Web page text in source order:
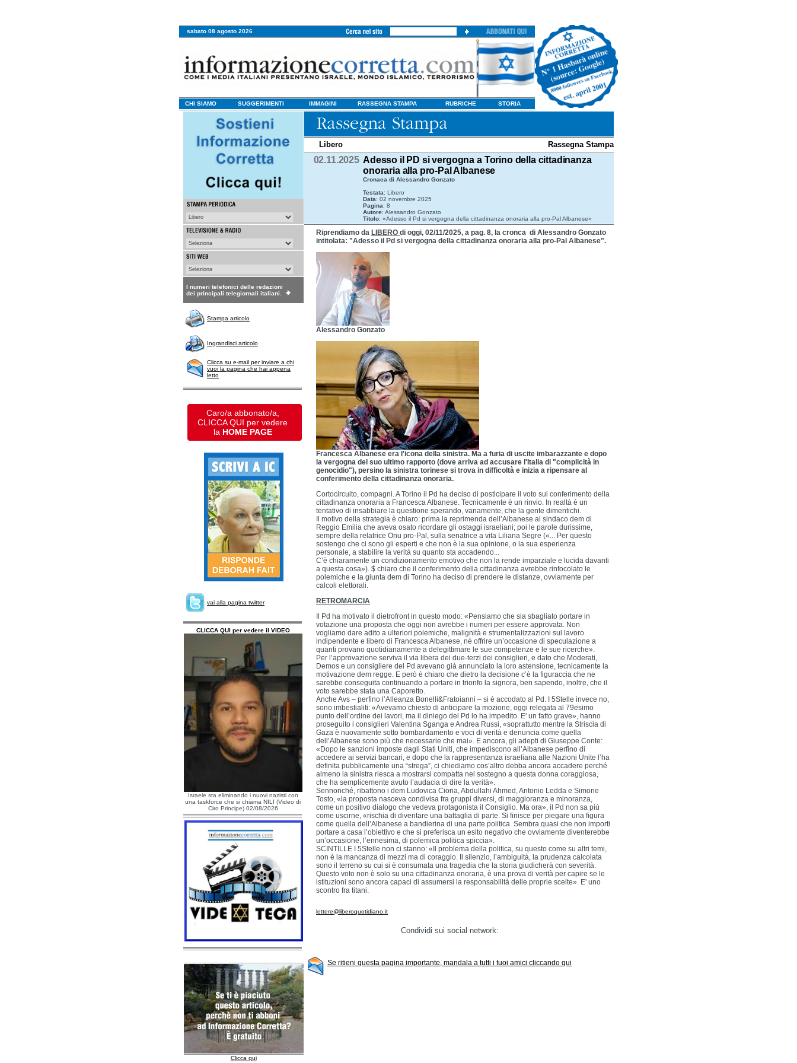
sabato 08 agosto 2026
CHI SIAMO SUGGERIMENTI IMMAGINI RASSEGNA STAMPA RUBRICHE STORIA
I numeri telefonici delle redazioni
dei principali telegiornali italiani.
Stampa articolo
Ingrandisci articolo
Clicca su e-mail per inviare a chi
vuoi la pagina che hai appena
letto
Caro/a abbonato/a,
CLICCA QUI per vedere
la HOME PAGE
vai alla pagina twitter
CLICCA QUI per vedere il VIDEO
Israele sta eliminando i nuovi nazisti con
una taskforce che si chiama NILI (Video di
Ciro Principe) 02/08/2026
Clicca qui
Libero Rassegna Stampa
02.11.2025 Adesso il PD si vergogna a Torino della cittadinanza
onoraria alla pro-Pal Albanese
Cronaca di Alessandro Gonzato
Testata: Libero
Data: 02 novembre 2025
Pagina: 8
Autore: Alessandro Gonzato
Titolo: «Adesso il Pd si vergogna della cittadinanza onoraria alla pro-Pal Albanese»
Riprendiamo da LIBERO di oggi, 02/11/2025, a pag. 8, la cronca di Alessandro Gonzato
intitolata: "Adesso il Pd si vergogna della cittadinanza onoraria alla pro-Pal Albanese".
Alessandro Gonzato
Francesca Albanese era l'icona della sinistra. Ma a furia di uscite imbarazzante e dopo
la vergogna del suo ultimo rapporto (dove arriva ad accusare l'Italia di "complicità in
genocidio"), persino la sinistra torinese si trova in difficoltà e inizia a ripensare al
conferimento della cittadinanza onoraria.
Cortocircuito, compagni. A Torino il Pd ha deciso di posticipare il voto sul conferimento della
cittadinanza onoraria a Francesca Albanese. Tecnicamente è un rinvio. In realtà è un
tentativo di insabbiare la questione sperando, vanamente, che la gente dimentichi.
Il motivo della strategia è chiaro: prima la reprimenda dell’Albanese al sindaco dem di
Reggio Emilia che aveva osato ricordare gli ostaggi israeliani; poi le parole durissime,
sempre della relatrice Onu pro-Pal, sulla senatrice a vita Liliana Segre («... Per questo
sostengo che ci sono gli esperti e che non è la sua opinione, o la sua esperienza
personale, a stabilire la verità su quanto sta accadendo...
C’è chiaramente un condizionamento emotivo che non la rende imparziale e lucida davanti
a questa cosa»). $ chiaro che il conferimento della cittadinanza avrebbe rinfocolato le
polemiche e la giunta dem di Torino ha deciso di prendere le distanze, ovviamente per
calcoli elettorali.
RETROMARCIA
Il Pd ha motivato il dietrofront in questo modo: «Pensiamo che sia sbagliato portare in
votazione una proposta che oggi non avrebbe i numeri per essere approvata. Non
vogliamo dare adito a ulteriori polemiche, malignità e strumentalizzazioni sul lavoro
indipendente e libero di Francesca Albanese, né offrire un’occasione di speculazione a
quanti provano quotidianamente a delegittimare le sue competenze e le sue ricerche».
Per l’approvazione serviva il via libera dei due-terzi dei consiglieri, e dato che Moderati,
Demos e un consigliere del Pd avevano già annunciato la loro astensione, tecnicamente la
motivazione dem regge. E però è chiaro che dietro la decisione c’è la figuraccia che ne
sarebbe conseguita continuando a portare in trionfo la signora, ben sapendo, inoltre, che il
voto sarebbe stata una Caporetto.
Anche Avs – perfino l’Alleanza Bonelli&Fratoianni – si è accodato al Pd. I 5Stelle invece no,
sono imbestialiti: «Avevamo chiesto di anticipare la mozione, oggi relegata al 79esimo
punto dell’ordine dei lavori, ma il diniego del Pd lo ha impedito. E' un fatto grave», hanno
proseguito i consiglieri Valentina Sganga e Andrea Russi, «soprattutto mentre la Striscia di
Gaza è nuovamente sotto bombardamento e voci di verità e denuncia come quella
dell’Albanese sono più che necessarie che mai». E ancora, gli adepti di Giuseppe Conte:
«Dopo le sanzioni imposte dagli Stati Uniti, che impediscono all’Albanese perfino di
accedere ai servizi bancari, e dopo che la rappresentanza israeliana alle Nazioni Unite l’ha
definita pubblicamente una “strega”, ci chiediamo cos’altro debba ancora accadere perché
almeno la sinistra riesca a mostrarsi compatta nel sostegno a questa donna coraggiosa,
che ha semplicemente avuto l’audacia di dire la verità».
Sennonché, ribattono i dem Ludovica Cioria, Abdullahi Ahmed, Antonio Ledda e Simone
Tosto, «la proposta nasceva condivisa fra gruppi diversi, di maggioranza e minoranza,
come un positivo dialogo che vedeva protagonista il Consiglio. Ma ora», il Pd non sa più
come uscirne, «rischia di diventare una battaglia di parte. Si finisce per piegare una figura
come quella dell’Albanese a bandierina di una parte politica. Sembra quasi che non importi
portare a casa l’obiettivo e che si preferisca un esito negativo che ovviamente diventerebbe
un’occasione, l’ennesima, di polemica politica spiccia».
SCINTILLE I 5Stelle non ci stanno: «Il problema della politica, su questo come su altri temi,
non è la mancanza di mezzi ma di coraggio. Il silenzio, l’ambiguità, la prudenza calcolata
sono il terreno su cui si è consumata una tragedia che la storia giudicherà con severità.
Questo voto non è solo su una cittadinanza onoraria, è una prova di verità per capire se le
istituzioni sono ancora capaci di assumersi la responsabilità delle proprie scelte». E' uno
scontro fra titani.
lettere@liberoquotidiano.it
Condividi sui social network:
Se ritieni questa pagina importante, mandala a tutti i tuoi amici cliccando qui